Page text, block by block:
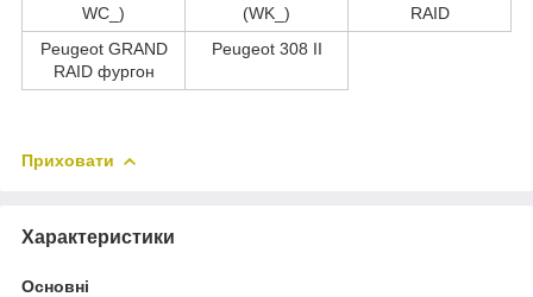
WC_) (WK_)
RAID
Peugeot GRAND
RAID фургон
Peugeot 308 II
Приховати
Характеристики
Основні